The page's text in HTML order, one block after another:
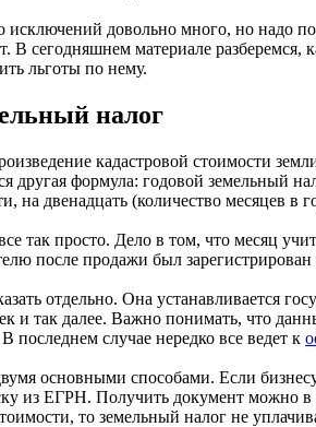
исключений довольно много, но надо
В сегодняшнем материале разберемся,
льготы по нему.
налог
кадастровой стоимости
другая формула: годовой земельный
на двенадцать (количество месяцев в
так просто. Дело в том, что месяц
после продажи был
отдельно. Она устанавливается
и так далее. Важно понимать, что
последнем случае нередко все ведет к
основными способами. Если
из ЕГРН. Получить документ
то земельный налог не